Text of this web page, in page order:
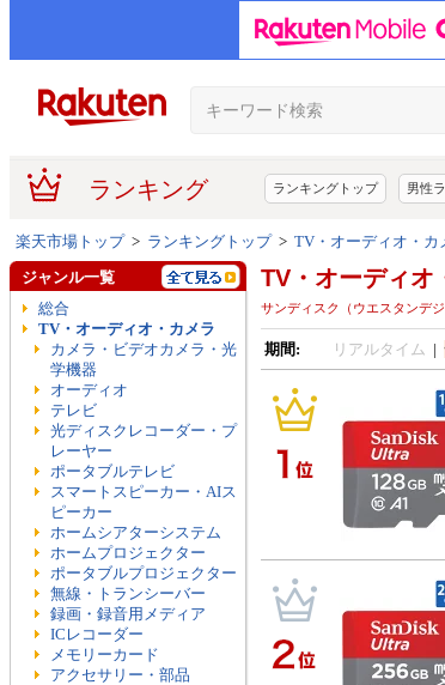
ランキング ランキングトップ 男性
楽天市場トップ> ランキングトップ> TV・オーディオ・カ
TV・オーディオ
サンディスク（ウエスタンデ
期間: リアルタイム |
ジャンル一覧
総合
TV・オーディオ・カメラ
カメラ・ビデオカメラ・光
学機器
オーディオ
テレビ
光ディスクレコーダー・プ
レーヤー
ポータブルテレビ
スマートスピーカー・AIス
ピーカー
ホームシアターシステム
ホームプロジェクター
ポータブルプロジェクター
無線・トランシーバー
録画・録音用メディア
ICレコーダー
メモリーカード
アクセサリー・部品